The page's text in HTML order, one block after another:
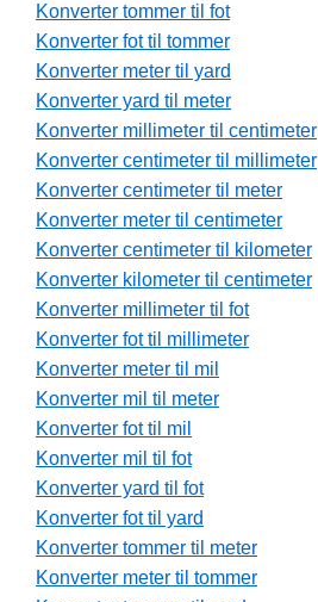
Konverter tommer til fot
Konverter fot til tommer
Konverter meter til yard
Konverter yard til meter
Konverter millimeter til centimeter
Konverter centimeter til millimeter
Konverter centimeter til meter
Konverter meter til centimeter
Konverter centimeter til kilometer
Konverter kilometer til centimeter
Konverter millimeter til fot
Konverter fot til millimeter
Konverter meter til mil
Konverter mil til meter
Konverter fot til mil
Konverter mil til fot
Konverter yard til fot
Konverter fot til yard
Konverter tommer til meter
Konverter meter til tommer